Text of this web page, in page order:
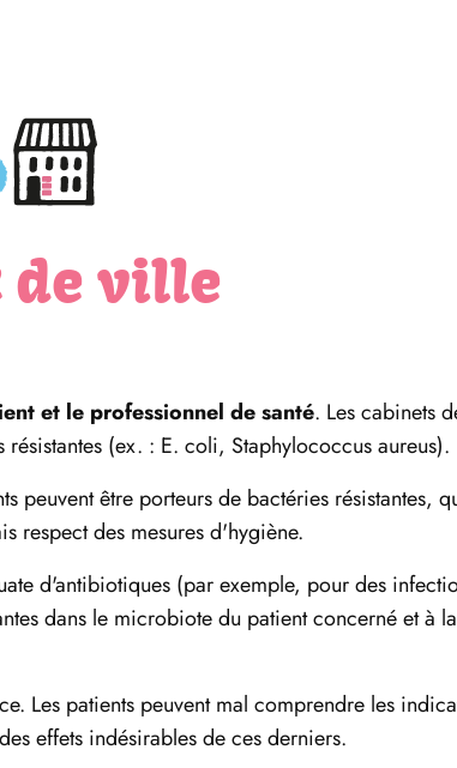
de ville
et le professionnel de santé. Les cabinets
(ex. : E. coli, Staphylococcus aureus).
peuvent être porteurs de bactéries résistantes,
respect des mesures d'hygiène.
d'antibiotiques (par exemple, pour des
dans le microbiote du patient concerné et à
Les patients peuvent mal comprendre les
effets indésirables de ces derniers.